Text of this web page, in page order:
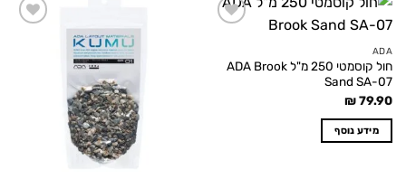
ADA
חול קוסמטי 250 מ"ל ADA Brook
Sand SA-07
₪79.90
מידע נוסף